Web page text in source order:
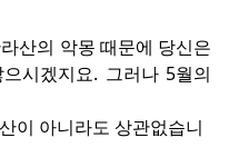
산의 악몽 때문에 당신은
시겠지요. 그러나 5월의
이 아니라도 상관없습니